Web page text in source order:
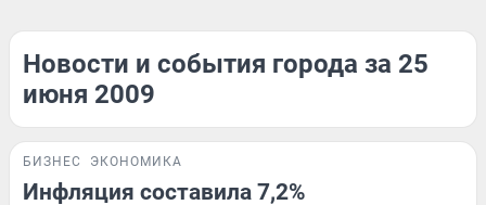
Новости и события города за 25
июня 2009
БИЗНЕС ЭКОНОМИКА
Инфляция составила 7,2%